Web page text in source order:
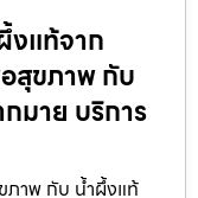
งแท้จาก
สุขภาพ กับ
มาย บริการ
ภาพ กับ น้ำผึ้งแท้